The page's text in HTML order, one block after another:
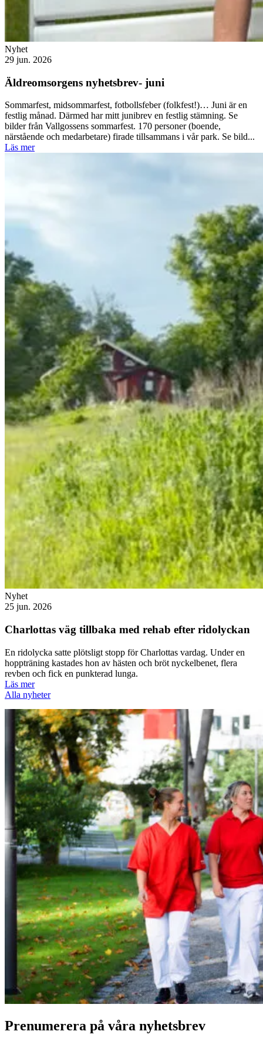
Nyhet
29 jun. 2026
Äldreomsorgens nyhetsbrev- juni
Sommarfest, midsommarfest, fotbollsfeber (folkfest!)… Juni är en
festlig månad. Därmed har mitt junibrev en festlig stämning. Se
bilder från Vallgossens sommarfest. 170 personer (boende,
närstående och medarbetare) firade tillsammans i vår park. Se bild...
Läs mer
Nyhet
25 jun. 2026
Charlottas väg tillbaka med rehab efter ridolyckan
En ridolycka satte plötsligt stopp för Charlottas vardag. Under en
hoppträning kastades hon av hästen och bröt nyckelbenet, flera
revben och fick en punkterad lunga.
Läs mer
Alla nyheter
Prenumerera på våra nyhetsbrev